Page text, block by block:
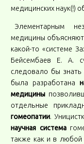
медицинских наук(!)
Элементарным
медицины
какой-то «системе
Бейсембаев Е. А.
следовало бы
была разработана
медицины
отдельные
гомеопатии.
научная система
также как и в любой